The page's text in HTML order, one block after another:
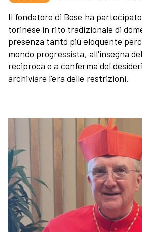
Il fondatore di Bose ha
torinese in rito tradizionale di
presenza tanto più eloquente
mondo progressista, all'insegna
reciproca e a conferma del
archiviare l'era delle restrizioni.